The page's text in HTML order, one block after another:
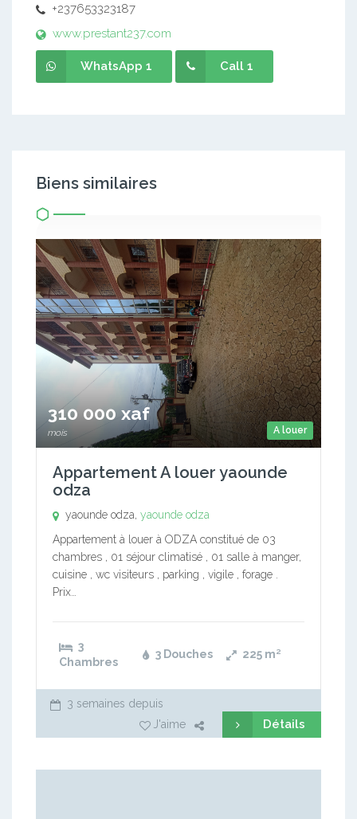
+237653323187
www.prestant237.com
WhatsApp 1 Call 1
Biens similaires
A louer
310 000 xaf
mois
Appartement A louer yaounde
odza
yaounde odza, yaounde odza
Appartement à louer à ODZA constitué de 03
chambres , 01 séjour climatisé , 01 salle à manger,
cuisine , wc visiteurs , parking , vigile , forage .
Prix…
3
Chambres
3 Douches 225 m²
3 semaines depuis
J'aime
Détails